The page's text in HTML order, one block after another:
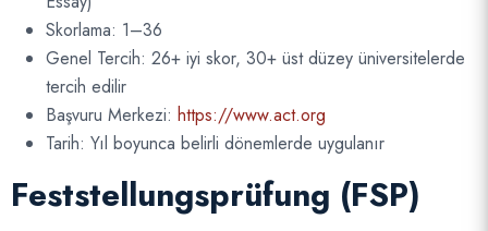
Skorlama: 1–36
Genel Tercih: 26+ iyi skor, 30+ üst düzey üniversitelerde
tercih edilir
Başvuru Merkezi: https://www.act.org
Tarih: Yıl boyunca belirli dönemlerde uygulanır
Feststellungsprüfung (FSP)